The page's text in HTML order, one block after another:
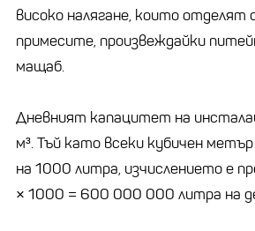
високо налягане, които отделят
примесите, произвеждайки
мащаб.
Дневният капацитет на
м³. Тъй като всеки кубичен
на 1000 литра, изчислението е
× 1000 = 600 000 000 литра на